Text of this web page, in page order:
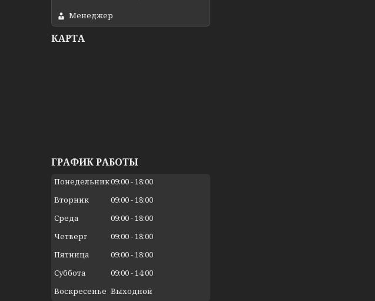
Менеджер
КАРТА
ГРАФИК РАБОТЫ
Понедельник09:00 18:00
Вторник
09:00 18:00
Среда
09:00 18:00
Четверг
09:00 18:00
Пятница
09:00 18:00
Суббота
09:00 14:00
Воскресенье Выходной